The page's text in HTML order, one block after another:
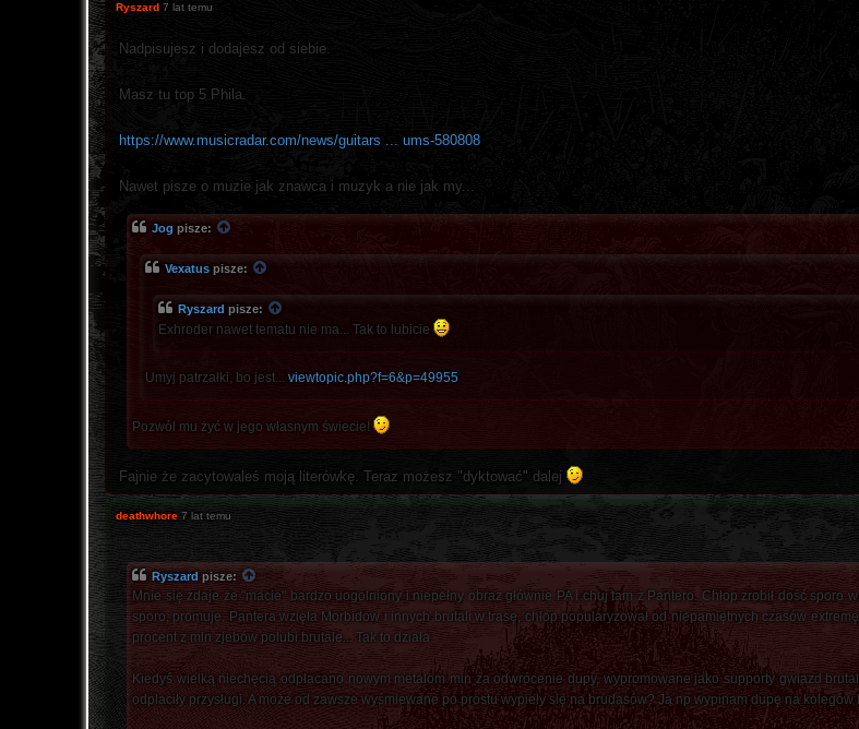
Ryszard 7 lat temu
Nadpisujesz i dodajesz od siebie.
Masz tu top 5 Phila.
https://www.musicradar.com/news/guitars ... ums-580808
Nawet pisze o muzie jak znawca i muzyk a nie jak my...
Jog pisze:
Vexatus pisze:
Ryszard pisze:
Exhroder nawet tematu nie ma... Tak to lubicie
Umyj patrzałki, bo jest... viewtopic.php?f=6&p=49955
Pozwól mu żyć w jego własnym świecie!
Fajnie że zacytowaleś moją literówkę. Teraz możesz "dyktować" dalej
deathwhore 7 lat temu
Ryszardpisze:
Mnie się zdaje że "macie" bardzo uogólniony i niepełny obraz głównie PA i chuj tam z Pantero. Chłop zrobił dość sporo
sporo, promuje. Pantera wzięła Morbidow i innych brutali w trasę, chłop popularyzował od niepamiętnych czasów
procent z mln zjebów polubi brutale... Tak to działa
Kiedyś wielką niechęcią odpłacano nowym metalom min za odwrócenie dupy, wypromowane jako supporty gwiazd
odplaciły przysługi. A może od zawsze wyśmiewane po prostu wypieły się na brudasów? Ja np wypinam dupę na